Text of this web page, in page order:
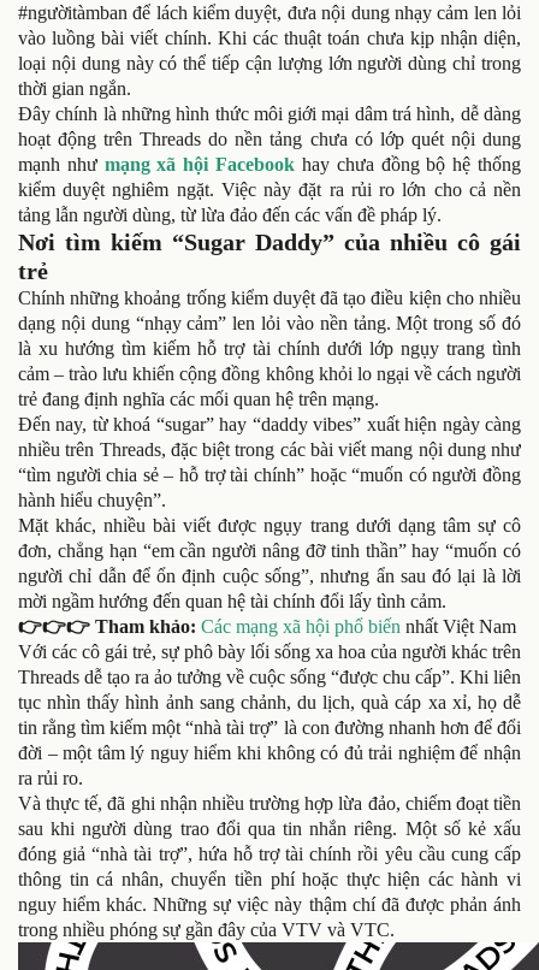
#ngườitàmban để lách kiểm duyệt, đưa nội dung nhạy cảm len lỏi
vào luồng bài viết chính. Khi các thuật toán chưa kịp nhận diện,
loại nội dung này có thể tiếp cận lượng lớn người dùng chỉ trong
thời gian ngắn.
Đây chính là những hình thức môi giới mại dâm trá hình, dễ dàng
hoạt động trên Threads do nền tảng chưa có lớp quét nội dung
mạnh như mạng xã hội Facebook hay chưa đồng bộ hệ thống
kiểm duyệt nghiêm ngặt. Việc này đặt ra rủi ro lớn cho cả nền
tảng lẫn người dùng, từ lừa đảo đến các vấn đề pháp lý.
Nơi tìm kiếm “Sugar Daddy” của nhiều cô gái
trẻ
Chính những khoảng trống kiểm duyệt đã tạo điều kiện cho nhiều
dạng nội dung “nhạy cảm” len lỏi vào nền tảng. Một trong số đó
là xu hướng tìm kiếm hỗ trợ tài chính dưới lớp ngụy trang tình
cảm – trào lưu khiến cộng đồng không khỏi lo ngại về cách người
trẻ đang định nghĩa các mối quan hệ trên mạng.
Đến nay, từ khoá “sugar” hay “daddy vibes” xuất hiện ngày càng
nhiều trên Threads, đặc biệt trong các bài viết mang nội dung như
“tìm người chia sẻ – hỗ trợ tài chính” hoặc “muốn có người đồng
hành hiểu chuyện”.
Mặt khác, nhiều bài viết được ngụy trang dưới dạng tâm sự cô
đơn, chẳng hạn “em cần người nâng đỡ tinh thần” hay “muốn có
người chỉ dẫn để ổn định cuộc sống”, nhưng ẩn sau đó lại là lời
mời ngầm hướng đến quan hệ tài chính đổi lấy tình cảm.
👉👉👉 Tham khảo: Các mạng xã hội phổ biến nhất Việt Nam
Với các cô gái trẻ, sự phô bày lối sống xa hoa của người khác trên
Threads dễ tạo ra ảo tưởng về cuộc sống “được chu cấp”. Khi liên
tục nhìn thấy hình ảnh sang chảnh, du lịch, quà cáp xa xỉ, họ dễ
tin rằng tìm kiếm một “nhà tài trợ” là con đường nhanh hơn để đổi
đời – một tâm lý nguy hiểm khi không có đủ trải nghiệm để nhận
ra rủi ro.
Và thực tế, đã ghi nhận nhiều trường hợp lừa đảo, chiếm đoạt tiền
sau khi người dùng trao đổi qua tin nhắn riêng. Một số kẻ xấu
đóng giả “nhà tài trợ”, hứa hỗ trợ tài chính rồi yêu cầu cung cấp
thông tin cá nhân, chuyển tiền phí hoặc thực hiện các hành vi
nguy hiểm khác. Những sự việc này thậm chí đã được phản ánh
trong nhiều phóng sự gần đây của VTV và VTC.